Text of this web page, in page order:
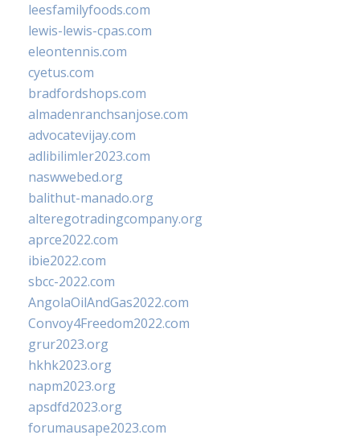
leesfamilyfoods.com
lewis-lewis-cpas.com
eleontennis.com
cyetus.com
bradfordshops.com
almadenranchsanjose.com
advocatevijay.com
adlibilimler2023.com
naswwebed.org
balithut-manado.org
alteregotradingcompany.org
aprce2022.com
ibie2022.com
sbcc-2022.com
AngolaOilAndGas2022.com
Convoy4Freedom2022.com
grur2023.org
hkhk2023.org
napm2023.org
apsdfd2023.org
forumausape2023.com